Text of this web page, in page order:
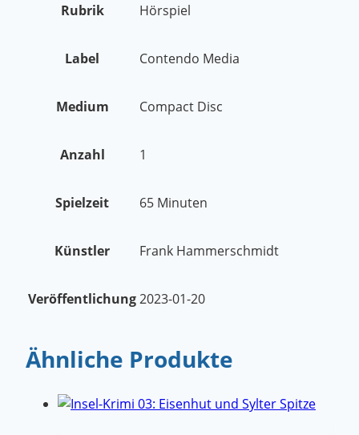
Rubrik Hörspiel
Label Contendo Media
Medium Compact Disc
Anzahl 1
Spielzeit 65 Minuten
Künstler Frank Hammerschmidt
Veröffentlichung2023-01-20
Ähnliche Produkte